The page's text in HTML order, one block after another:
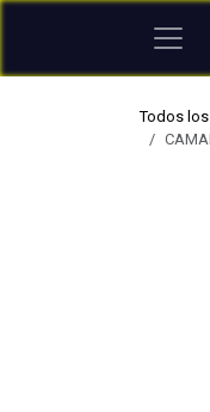
Ir al contenido
Todos